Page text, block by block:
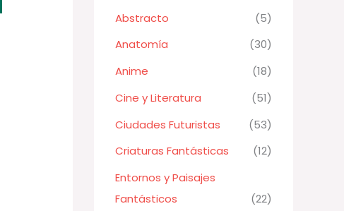
Abstracto
(5)
Anatomía
(30)
Anime
(18)
Cine y Literatura
(51)
Ciudades Futuristas
(53)
Criaturas Fantásticas
(12)
Entornos y Paisajes
Fantásticos
(22)